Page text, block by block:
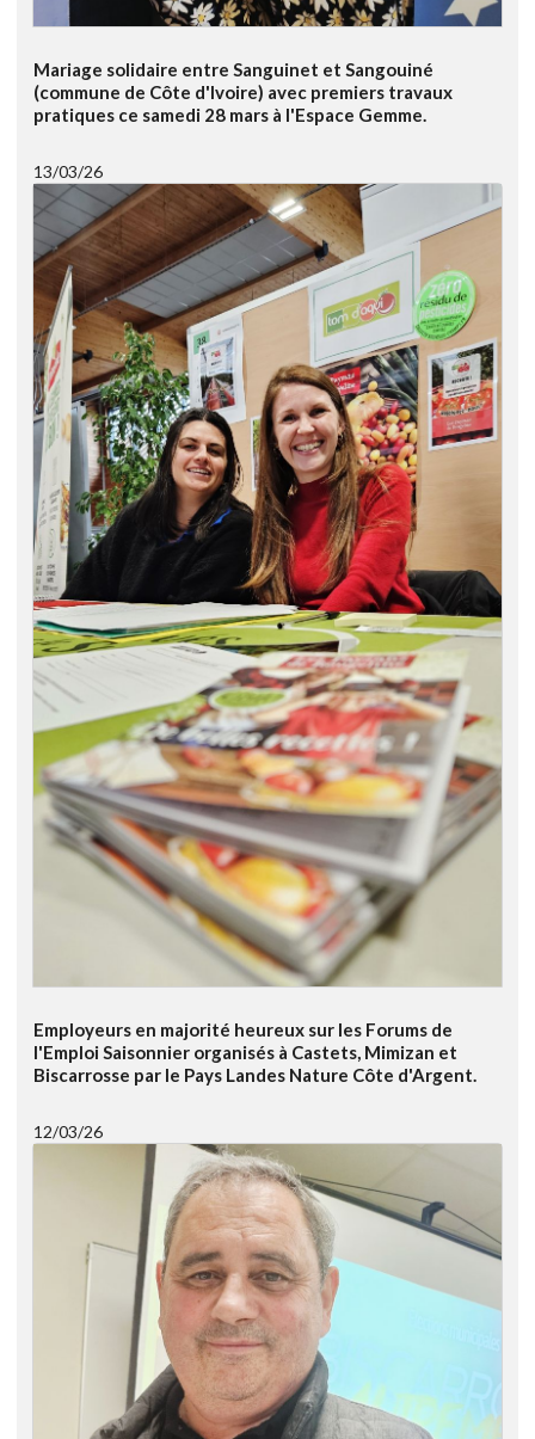
Mariage solidaire entre Sanguinet et Sangouiné
(commune de Côte d'Ivoire) avec premiers travaux
pratiques ce samedi 28 mars à l'Espace Gemme.
13/03/26
Employeurs en majorité heureux sur les Forums de
l'Emploi Saisonnier organisés à Castets, Mimizan et
Biscarrosse par le Pays Landes Nature Côte d'Argent.
12/03/26